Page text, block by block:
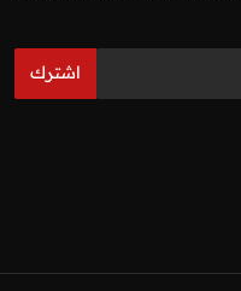
اشترك